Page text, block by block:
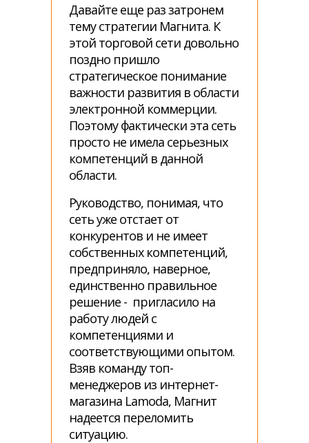
Давайте еще раз затронем
тему стратегии Магнита. К
этой торговой сети довольно
поздно пришло
стратегическое понимание
важности развития в области
электронной коммерции.
Поэтому фактически эта сеть
просто не имела серьезных
компетенций в данной
области.
Руководство, понимая, что
сеть уже отстает от
конкурентов и не имеет
собственных компетенций,
предприняло, наверное,
единственно правильное
решение - пригласило на
работу людей с
компетенциями и
соответствующими опытом.
Взяв команду топ-
менеджеров из интернет-
магазина Lamoda, Магнит
надеется переломить
ситуацию.